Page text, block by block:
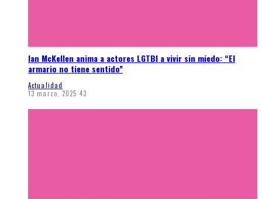
Ian McKellen anima a actores LGTBI a vivir sin miedo: “El
armario no tiene sentido”
Actualidad
13 marzo, 2025 43